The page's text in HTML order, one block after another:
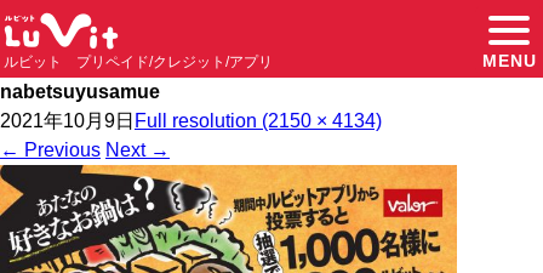
ルビット プリペイド/クレジット/アプリ MENU
nabetsuyusamue
2021年10月9日 Full resolution (2150 × 4134)
← Previous Next →